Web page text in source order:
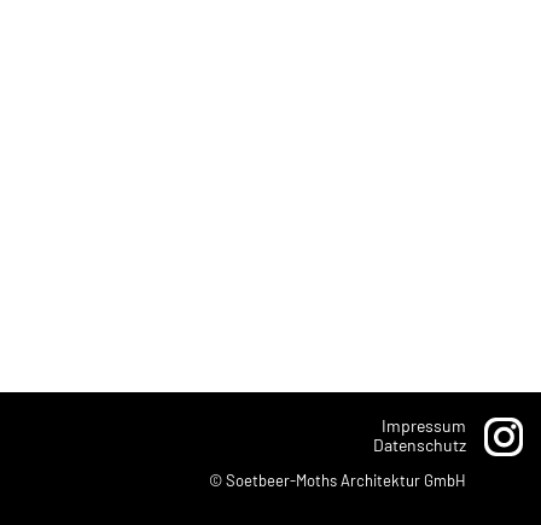
Impressum
Datenschutz
© Soetbeer-Moths Architektur GmbH